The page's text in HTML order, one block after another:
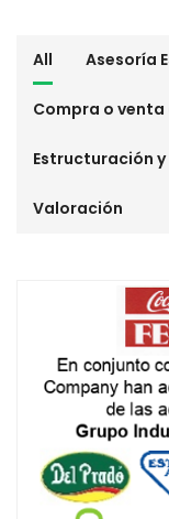
All Asesoría
Compra o venta
Estructuración
Valoración